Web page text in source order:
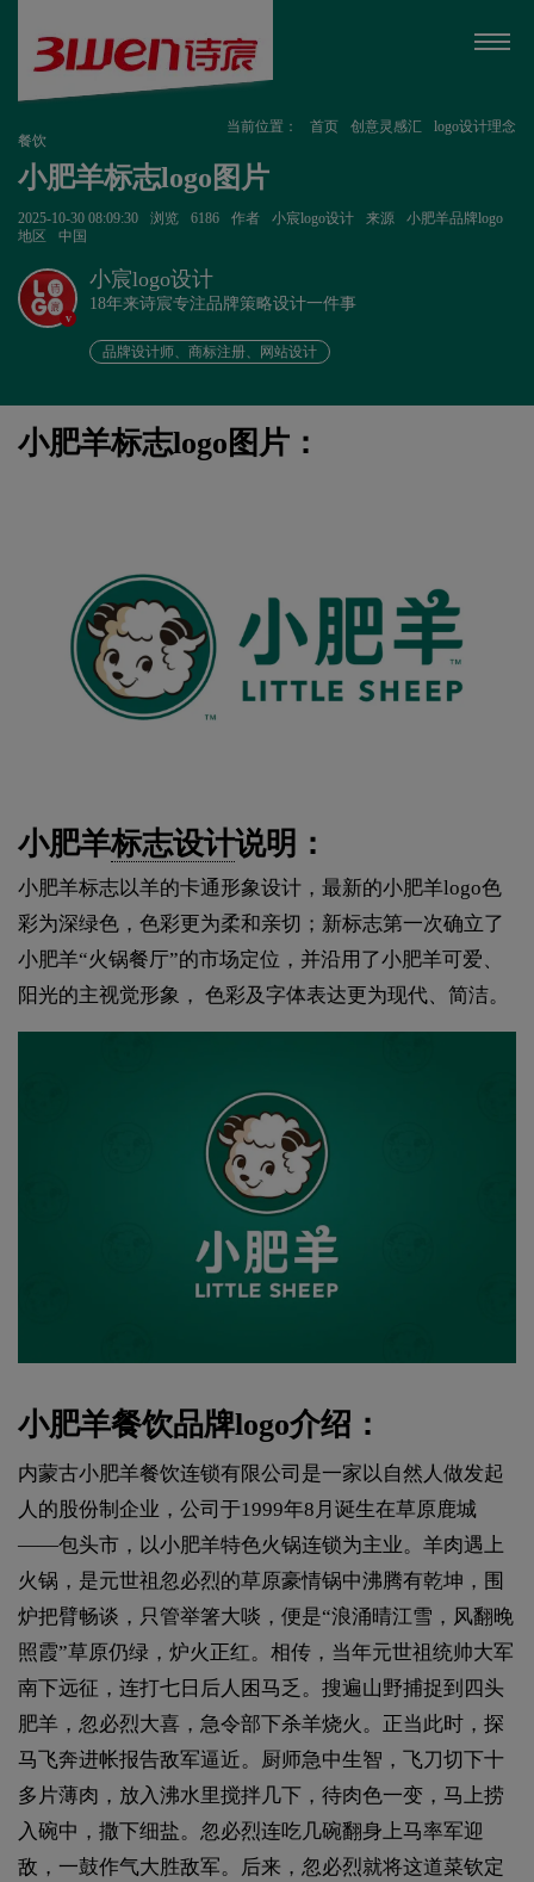
当前位置： 首页 创意灵感汇
logo设计理念
餐饮
小肥羊标志logo图片
2025-10-30 08:09:30 浏览 6186 作者 小宸logo设计 来源
小肥羊品牌logo
地区
中国
v
小宸logo设计
18年来诗宸专注品牌策略设计一件事
品牌设计师、商标注册、网站设计
小肥羊标志logo图片：
小肥羊标志设计说明：
小肥羊标志以羊的卡通形象设计，最新的小肥羊logo色
彩为深绿色，色彩更为柔和亲切；新标志第一次确立了
小肥羊“火锅餐厅”的市场定位，并沿用了小肥羊可爱、
阳光的主视觉形象， 色彩及字体表达更为现代、简洁。
小肥羊餐饮品牌logo介绍：
内蒙古小肥羊餐饮连锁有限公司是一家以自然人做发起
人的股份制企业，公司于1999年8月诞生在草原鹿城
——包头市，以小肥羊特色火锅连锁为主业。羊肉遇上
火锅，是元世祖忽必烈的草原豪情锅中沸腾有乾坤，围
炉把臂畅谈，只管举箸大啖，便是“浪涌晴江雪，风翻晚
照霞”草原仍绿，炉火正红。相传，当年元世祖统帅大军
南下远征，连打七日后人困马乏。搜遍山野捕捉到四头
肥羊，忽必烈大喜，急令部下杀羊烧火。正当此时，探
马飞奔进帐报告敌军逼近。厨师急中生智，飞刀切下十
多片薄肉，放入沸水里搅拌几下，待肉色一变，马上捞
入碗中，撒下细盐。忽必烈连吃几碗翻身上马率军迎
敌，一鼓作气大胜敌军。后来，忽必烈就将这道菜钦定